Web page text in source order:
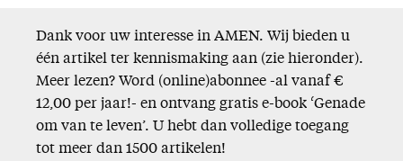
Dank voor uw interesse in AMEN. Wij bieden u
één artikel ter kennismaking aan (zie hieronder).
Meer lezen? Word (online)abonnee -al vanaf €
12,00 per jaar!- en ontvang gratis e-book ‘Genade
om van te leven’. U hebt dan volledige toegang
tot meer dan 1500 artikelen!